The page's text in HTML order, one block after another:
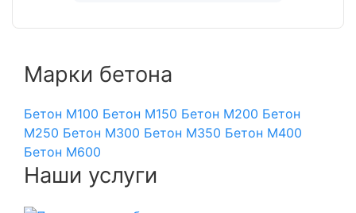
Марки бетона
Бетон М100 Бетон М150 Бетон М200 Бетон
М250 Бетон М300 Бетон М350 Бетон М400
Бетон М600
Наши услуги